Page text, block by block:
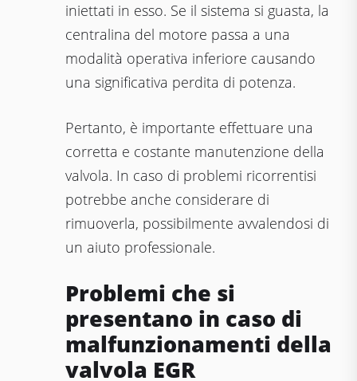
iniettati in esso. Se il sistema si guasta, la
centralina del motore passa a una
modalità operativa inferiore causando
una significativa perdita di potenza.
Pertanto, è importante effettuare una
corretta e costante manutenzione della
valvola. In caso di problemi ricorrentisi
potrebbe anche considerare di
rimuoverla, possibilmente avvalendosi di
un aiuto professionale.
Problemi che si
presentano in caso di
malfunzionamenti della
valvola EGR